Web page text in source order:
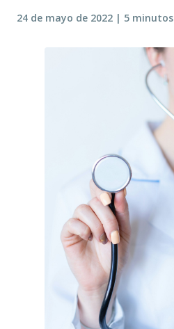
24 de mayo de 2022 | 5 minutos